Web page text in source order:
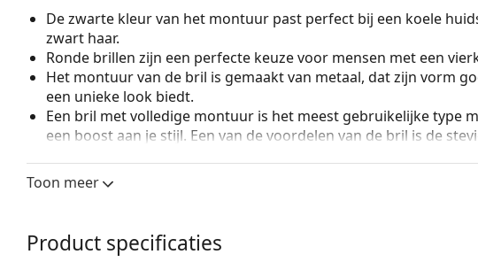
De zwarte kleur van het montuur past perfect bij een koele
zwart haar.
Ronde brillen zijn een perfecte keuze voor mensen met een
Het montuur van de bril is gemaakt van metaal, dat zijn vorm
een unieke look biedt.
Een bril met volledige montuur is het meest gebruikelijke type
een boost aan je stijl. Een van de voordelen van de bril is de
Verstelbare neuspads maken een kleine aanpassing van de
draagcomfort. Het aanpassen van de neuspads moet altijd
om schade of breuk door ondeskundige behandeling te
Toon meer
Product specificaties